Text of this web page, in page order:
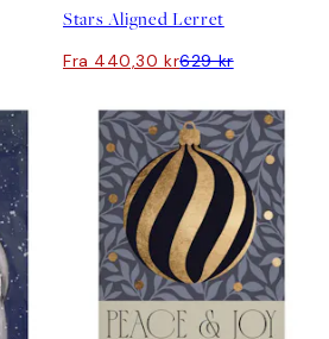
Stars Aligned Lerret
Fra 440,30 kr629 kr